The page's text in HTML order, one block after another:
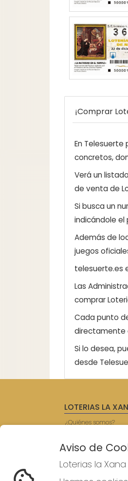
¡Comprar
En Telesuerte
concretos,
Verá un
de venta de
Si busca un
indicándole
Además de
juegos
telesuerte.es
Las
comprar
Cada punto
directamente
Si lo desea,
desde
LOTERIAS LA
¿Quiénes somos?
Contacto
Empresas
Prensa
Aviso de
Loterias la